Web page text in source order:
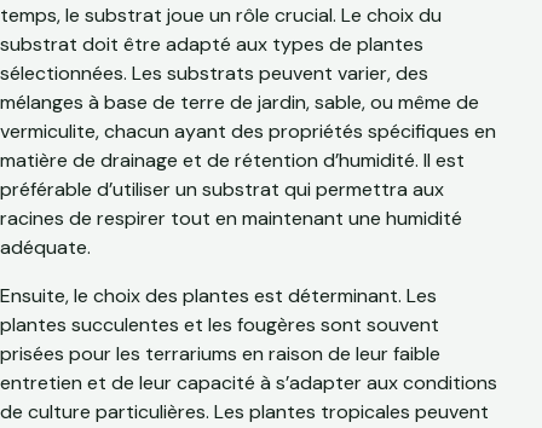
temps, le substrat joue un rôle crucial. Le choix du
substrat doit être adapté aux types de plantes
sélectionnées. Les substrats peuvent varier, des
mélanges à base de terre de jardin, sable, ou même de
vermiculite, chacun ayant des propriétés spécifiques en
matière de drainage et de rétention d’humidité. Il est
préférable d’utiliser un substrat qui permettra aux
racines de respirer tout en maintenant une humidité
adéquate.
Ensuite, le choix des plantes est déterminant. Les
plantes succulentes et les fougères sont souvent
prisées pour les terrariums en raison de leur faible
entretien et de leur capacité à s’adapter aux conditions
de culture particulières. Les plantes tropicales peuvent